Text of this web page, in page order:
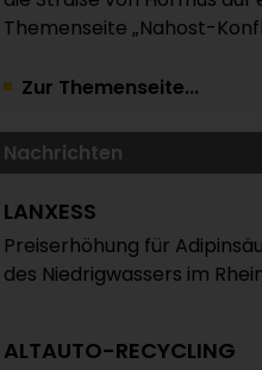
Themenseite „Nahost-
Zur Themenseite...
Nachrichten
LANXESS
Preiserhöhung für
des Niedrigwassers im
ALTAUTO-RECYCLING